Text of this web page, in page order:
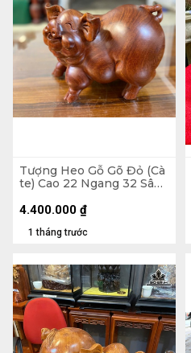
Tượng Heo Gỗ Gõ Đỏ (Cà
te) Cao 22 Ngang 32 Sâu
1 tháng trước
4.400.000 ₫